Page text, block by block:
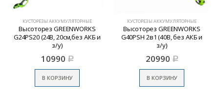
КУСТОРЕЗЫ АККУМУЛЯТОРНЫЕ
Высоторез GREENWORKS
G24PS20 (24В, 20см,без АКБ и
з/у)
10990 Р
В КОРЗИНУ
КУСТОРЕЗЫ АККУМУЛЯТОРНЫЕ
Высоторез GREENWORKS
G40PSH 2в1 (40В, без АКБ и
з/у)
20990 Р
В КОРЗИНУ